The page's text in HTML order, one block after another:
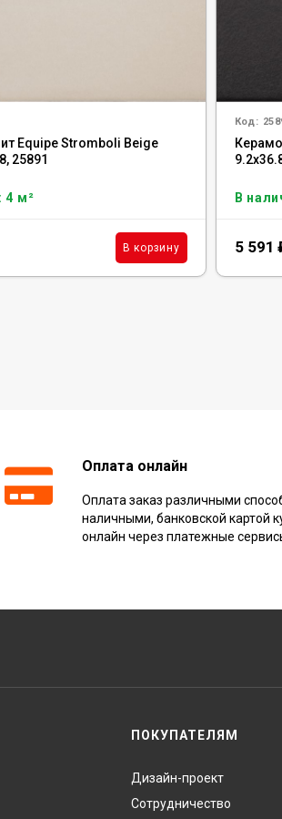
Equipe Stromboli Beige
25891
4 м²
В корзину
Код:
В
5 591
Оплата онлайн
Оплата заказ различными
наличными, банковской картой
онлайн через платежные
ПОКУПАТЕЛЯМ
Дизайн-проект
Сотрудничество